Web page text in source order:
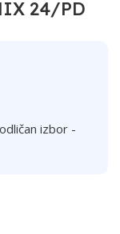
24/PD
izbor -